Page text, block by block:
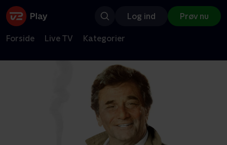
Log ind Prøv nu
Forside Live TV Kategorier